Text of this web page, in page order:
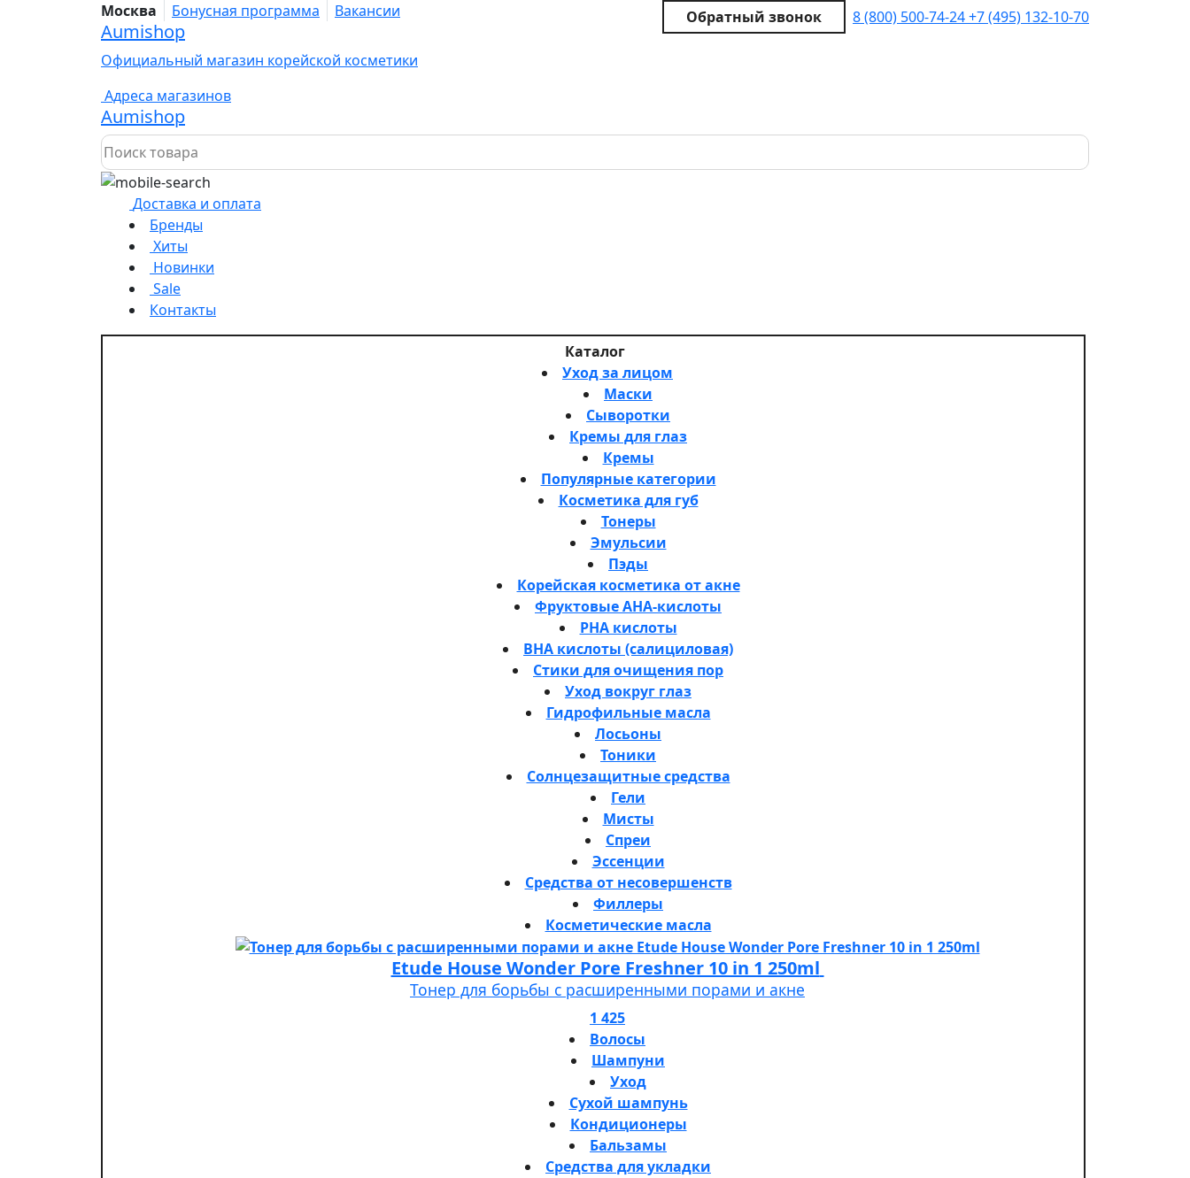
Москва Бонусная программа Вакансии Обратный звонок 8 (800) 500-74-24+7 (495) 132-10-70
Aumishop
Официальный магазин корейской косметики
Адреса магазинов
Aumishop
Доставка и оплата
Бренды
Хиты
Новинки
Sale
Контакты
Каталог
Уход за лицом
Маски
Сыворотки
Кремы для глаз
Кремы
Популярные категории
Косметика для губ
Тонеры
Эмульсии
Пэды
Корейская косметика от акне
Фруктовые AHA-кислоты
PHA кислоты
BHA кислоты (салициловая)
Стики для очищения пор
Уход вокруг глаз
Гидрофильные масла
Лосьоны
Тоники
Солнцезащитные средства
Гели
Мисты
Спреи
Эссенции
Средства от несовершенств
Филлеры
Косметические масла
Etude House Wonder Pore Freshner 10 in 1 250ml
Тонер для борьбы с расширенными порами и акне
1 425
Волосы
Шампуни
Уход
Сухой шампунь
Кондиционеры
Бальзамы
Средства для укладки